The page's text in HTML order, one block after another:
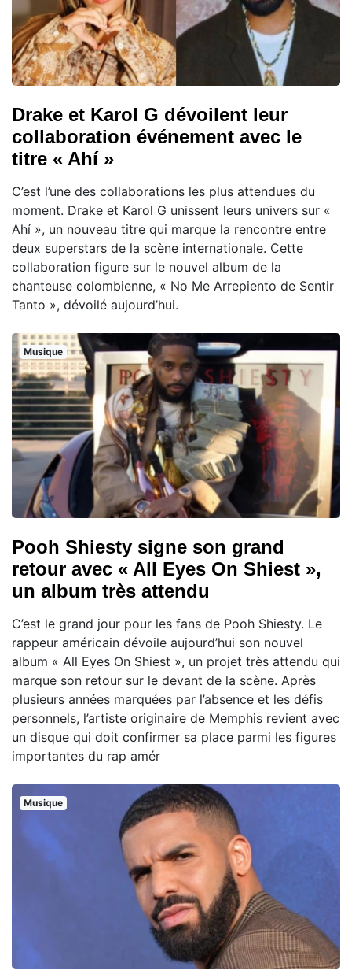
Drake et Karol G dévoilent leur
collaboration événement avec le
titre « Ahí »
C’est l’une des collaborations les plus attendues du
moment. Drake et Karol G unissent leurs univers sur «
Ahí », un nouveau titre qui marque la rencontre entre
deux superstars de la scène internationale. Cette
collaboration figure sur le nouvel album de la
chanteuse colombienne, « No Me Arrepiento de Sentir
Tanto », dévoilé aujourd’hui.
Musique
Pooh Shiesty signe son grand
retour avec « All Eyes On Shiest »,
un album très attendu
C’est le grand jour pour les fans de Pooh Shiesty. Le
rappeur américain dévoile aujourd’hui son nouvel
album « All Eyes On Shiest », un projet très attendu qui
marque son retour sur le devant de la scène. Après
plusieurs années marquées par l’absence et les défis
personnels, l’artiste originaire de Memphis revient avec
un disque qui doit confirmer sa place parmi les figures
importantes du rap amér
Musique